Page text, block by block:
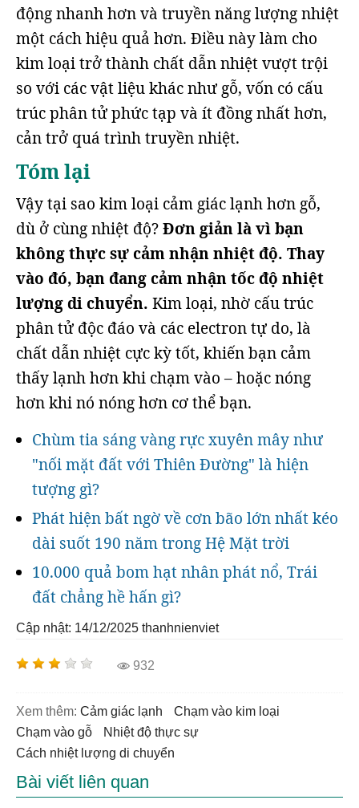
động nhanh hơn và truyền năng lượng nhiệt
một cách hiệu quả hơn. Điều này làm cho
kim loại trở thành chất dẫn nhiệt vượt trội
so với các vật liệu khác như gỗ, vốn có cấu
trúc phân tử phức tạp và ít đồng nhất hơn,
cản trở quá trình truyền nhiệt.
Tóm lại
Vậy tại sao kim loại cảm giác lạnh hơn gỗ,
dù ở cùng nhiệt độ?Đơn giản là vì bạn
không thực sự cảm nhận nhiệt độ. Thay
vào đó, bạn đang cảm nhận tốc độ nhiệt
lượng di chuyển. Kim loại, nhờ cấu trúc
phân tử độc đáo và các electron tự do, là
chất dẫn nhiệt cực kỳ tốt, khiến bạn cảm
thấy lạnh hơn khi chạm vào – hoặc nóng
hơn khi nó nóng hơn cơ thể bạn.
Chùm tia sáng vàng rực xuyên mây như
"nối mặt đất với Thiên Đường" là hiện
tượng gì?
Phát hiện bất ngờ về cơn bão lớn nhất kéo
dài suốt 190 năm trong Hệ Mặt trời
10.000 quả bom hạt nhân phát nổ, Trái
đất chẳng hề hấn gì?
Cập nhật: 14/12/2025 thanhnienviet
932
Xem thêm: Cảm giác lạnh
chạm vào kim loại
chạm vào gỗ
nhiệt độ thực sự
cách nhiệt lượng di chuyển
Bài viết liên quan